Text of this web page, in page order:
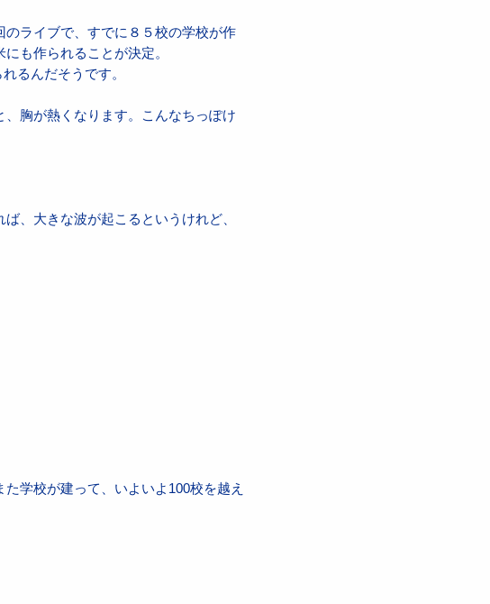
ライブで、すでに８５校の学校が作
も作られることが決定。
るんだそうです。
胸が熱くなります。こんなちっぽけ
、大きな波が起こるというけれど、
学校が建って、いよいよ100校を越え